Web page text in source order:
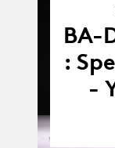
-
BA-
:
-